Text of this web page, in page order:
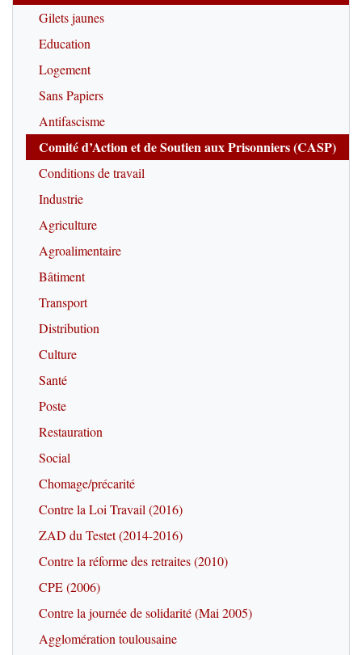
Gilets jaunes
Education
Logement
Sans Papiers
Antifascisme
Comité d’Action et de Soutien aux Prisonniers (CASP)
Conditions de travail
Industrie
Agriculture
Agroalimentaire
Bâtiment
Transport
Distribution
Culture
Santé
Poste
Restauration
Social
Chomage/précarité
Contre la Loi Travail (2016)
ZAD du Testet (2014-2016)
Contre la réforme des retraites (2010)
CPE (2006)
Contre la journée de solidarité (Mai 2005)
Agglomération toulousaine